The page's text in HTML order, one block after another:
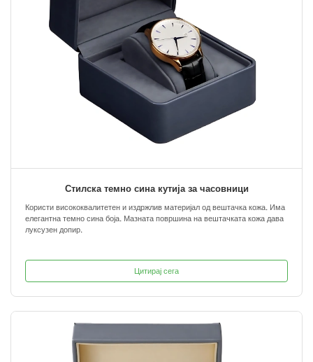
Стилска темно сина кутија за часовници
Користи висококвалитетен и издржлив материјал од вештачка кожа. Има
елегантна темно сина боја. Мазната површина на вештачката кожа дава
луксузен допир.
Цитирај сега